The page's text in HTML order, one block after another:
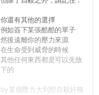
自我介紹
個人經歷（進入大學
前）
個人經歷（大一至
大...
你還有其他的選擇
例如簽下某張酷酷的單子
然後遠離你的壓力來源
在生命受到威脅的時候
其他任何東西都是可以先放
下的
by某個壓力大到想自殺好幾